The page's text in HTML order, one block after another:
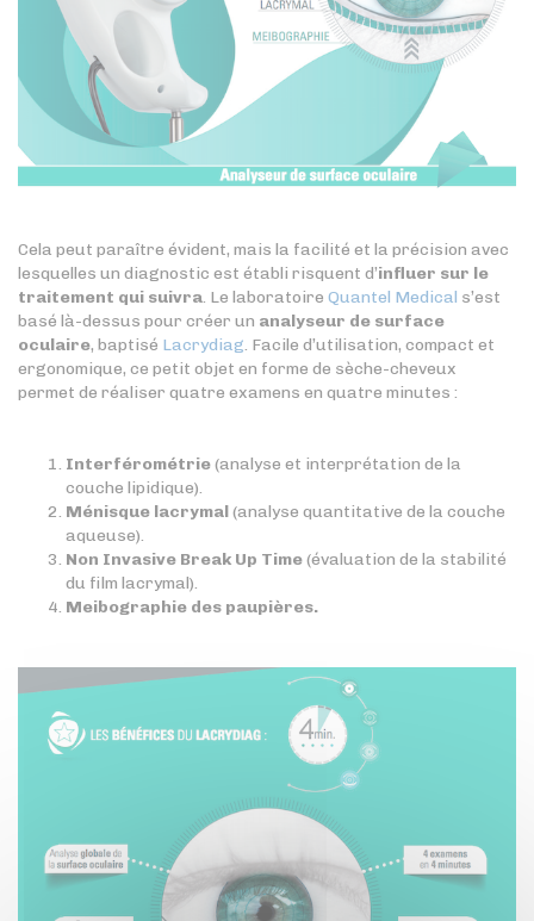
Cela peut paraître évident, mais la facilité et la précision avec
lesquelles un diagnostic est établi risquent d’influer sur le
traitement qui suivra. Le laboratoire Quantel Medical s’est
basé là-dessus pour créer un analyseur de surface
oculaire, baptisé Lacrydiag. Facile d’utilisation, compact et
ergonomique, ce petit objet en forme de sèche-cheveux
permet de réaliser quatre examens en quatre minutes :
Interférométrie(analyse et interprétation de la
couche lipidique).
Ménisque lacrymal(analyse quantitative de la couche
aqueuse).
Non Invasive Break Up Time(évaluation de la stabilité
du film lacrymal).
Meibographie des paupières.